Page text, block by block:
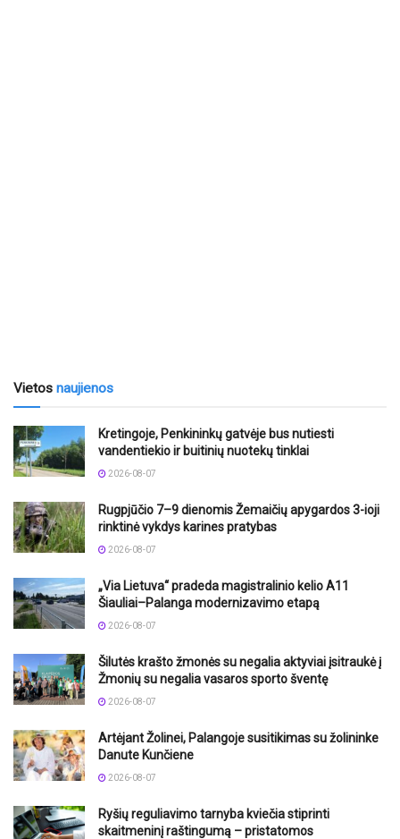
Vietos naujienos
Kretingoje, Penkininkų gatvėje bus nutiesti
vandentiekio ir buitinių nuotekų tinklai
2026-08-07
Rugpjūčio 7–9 dienomis Žemaičių apygardos 3-ioji
rinktinė vykdys karines pratybas
2026-08-07
„Via Lietuva“ pradeda magistralinio kelio A11
Šiauliai–Palanga modernizavimo etapą
2026-08-07
Šilutės krašto žmonės su negalia aktyviai įsitraukė į
Žmonių su negalia vasaros sporto šventę
2026-08-07
Artėjant Žolinei, Palangoje susitikimas su žolininke
Danute Kunčiene
2026-08-07
Ryšių reguliavimo tarnyba kviečia stiprinti
skaitmeninį raštingumą – pristatomos